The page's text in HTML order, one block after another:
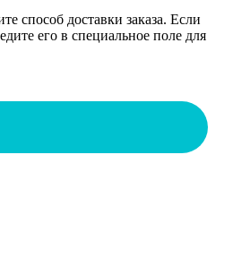
способ доставки заказа. Если
его в специальное поле для